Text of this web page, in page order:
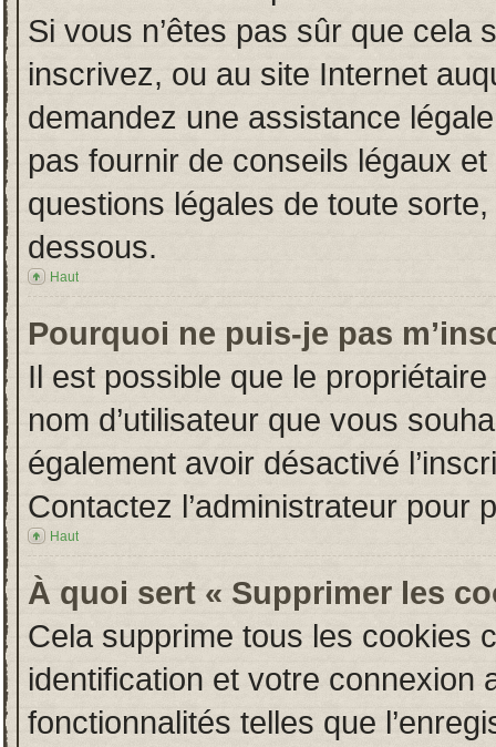
Si vous n’êtes pas sûr que cela
inscrivez, ou au site Internet
demandez une assistance
pas fournir de conseils légaux
questions légales de toute
dessous.
Haut
Pourquoi ne puis-je pas
Il est possible que le
nom d’utilisateur que vous
également avoir désactivé
Contactez l’administrateur pour
Haut
À quoi sert « Supprimer les
Cela supprime tous les cookies
identification et votre connexion
fonctionnalités telles que